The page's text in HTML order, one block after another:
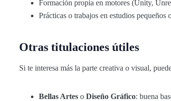
Formación propia en motores (Unity,
Prácticas o trabajos en estudios pequeños
Otras titulaciones útiles
Si te interesa más la parte creativa o visual,
Bellas Artes o Diseño Gráfico: buena